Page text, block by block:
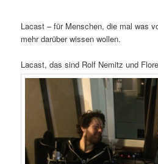
Lacast – für Menschen, die mal was
mehr darüber wissen wollen.
Lacast, das sind Rolf Nemitz und